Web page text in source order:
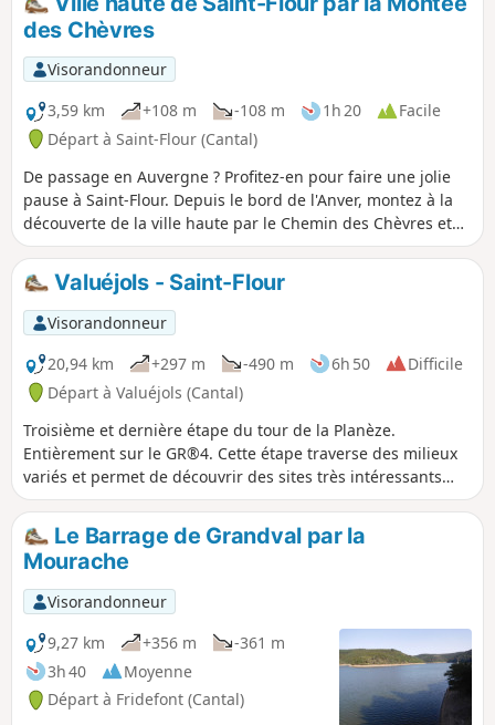
des Chèvres
Visorandonneur
3,59 km
+108 m -108 m 1h 20
Facile
Départ à Saint-Flour (Cantal)
De passage en Auvergne ? Profitez-en pour faire une jolie
pause à Saint-Flour. Depuis le bord de l'Anver, montez à la
découverte de la ville haute par le Chemin des Chèvres et
n'oubliez-pas de faire le plein de fromages !
Valuéjols - Saint-Flour
Visorandonneur
20,94 km
+297 m -490 m 6h 50
Difficile
Départ à Valuéjols (Cantal)
Troisième et dernière étape du tour de la Planèze.
Entièrement sur le GR®4. Cette étape traverse des milieux
variés et permet de découvrir des sites très intéressants
quoique méconnus. En particulier l'itinéraire longe la Narse
de Nouvialle (zone humide remarquable) et passe à
proximité du château du Sailhant et de la Cascade de
Babory.
Le Barrage de Grandval par la
Mourache
Visorandonneur
9,27 km
+356 m
-361 m
3h 40
Moyenne
Départ à Fridefont (Cantal)